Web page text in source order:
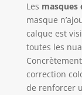
Les masques
masque
calque est
toutes les
correction
de renforcer